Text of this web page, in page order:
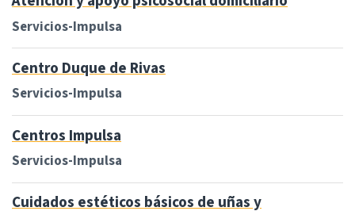
Servicios-Impulsa
Centro Duque de Rivas
Servicios-Impulsa
Centros Impulsa
Servicios-Impulsa
Cuidados estéticos básicos de uñas y